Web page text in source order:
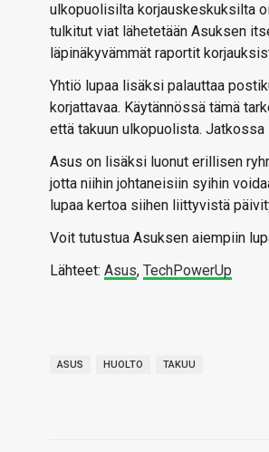
ulkopuolisilta korjauskeskuksilta
tulkitut viat lähetetään Asuksen
läpinäkyvämmät raportit
Yhtiö lupaa lisäksi palauttaa
korjattavaa. Käytännössä tämä
että takuun ulkopuolista.
Asus on lisäksi luonut erillisen
jotta niihin johtaneisiin syihin
lupaa kertoa siihen liittyvistä
Voit tutustua Asuksen aiempiin
Lähteet: Asus, TechPowerUp
ASUS HUOLTO TAKUU